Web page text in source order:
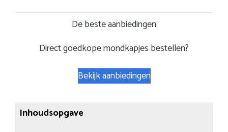
De beste aanbiedingen
Direct goedkope mondkapjes bestellen?
Bekijk aanbiedingen
Inhoudsopgave